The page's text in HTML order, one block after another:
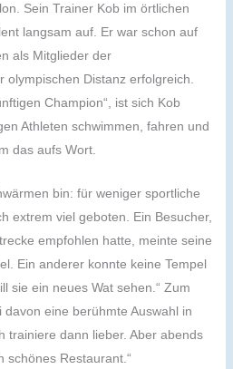
Sein Trainer Kob im örtlichen
langsam auf. Er war schon auf
als Mitglieder der
olympischen Distanz erfolgreich.
Champion“, ist sich Kob
Athleten schwimmen, fahren und
das aufs Wort.
bin: für weniger sportliche
extrem viel geboten. Ein Besucher,
empfohlen hatte, meinte seine
Ein anderer konnte keine Tempel
sie ein neues Wat sehen.“ Zum
eine berühmte Auswahl in
trainiere dann lieber. Aber abends
schönes Restaurant.“